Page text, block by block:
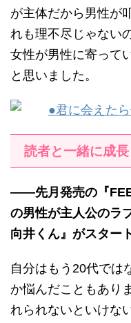
が主体だから男性が
れも理不尽じゃない
女性が男性に寄って
と思いました。
読者と一緒に成
——先月発売の『
の男性が主人公のラ
向井くん』がスター
自分はもう20代では
か悩んだこともあり
れられないといけな